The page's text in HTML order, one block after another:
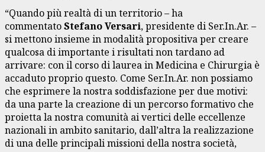
“Quando più realtà di un territorio – ha
commentatoStefano Versari, presidente di Ser.In.Ar. –
si mettono insieme in modalità propositiva per creare
qualcosa di importante i risultati non tardano ad
arrivare: con il corso di laurea in Medicina e Chirurgia è
accaduto proprio questo. Come Ser.In.Ar. non possiamo
che esprimere la nostra soddisfazione per due motivi:
da una parte la creazione di un percorso formativo che
proietta la nostra comunità ai vertici delle eccellenze
nazionali in ambito sanitario, dall’altra la realizzazione
di una delle principali missioni della nostra società,